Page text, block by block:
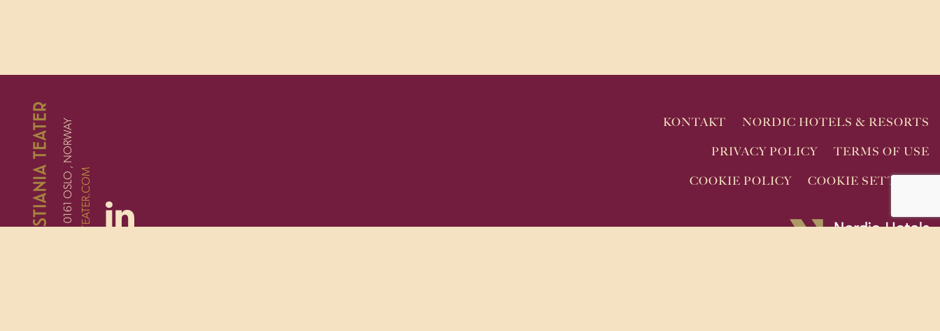
STORTINGSGATA 16, 0161 OSLO , NORWAYSTAY@CHRISTIANIATEATER.COM
KONTAKT NORDIC HOTELS & RESORTS
PRIVACY POLICY TERMS OF USE
COOKIE POLICY COOKIE SETTINGS